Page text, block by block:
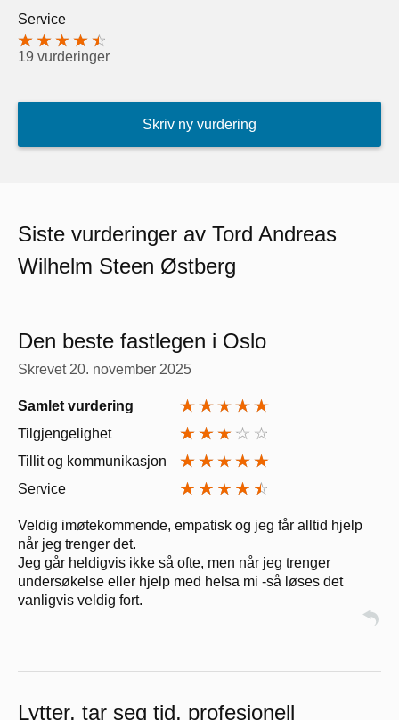
Service
19 vurderinger
Skriv ny vurdering
Siste vurderinger av Tord Andreas
Wilhelm Steen Østberg
Den beste fastlegen i Oslo
Skrevet 20. november 2025
Samlet vurdering
Tilgjengelighet
Tillit og kommunikasjon
Service
Veldig imøtekommende, empatisk og jeg får alltid hjelp
når jeg trenger det.
Jeg går heldigvis ikke så ofte, men når jeg trenger
undersøkelse eller hjelp med helsa mi -så løses det
vanligvis veldig fort.
Lytter, tar seg tid, profesjonell